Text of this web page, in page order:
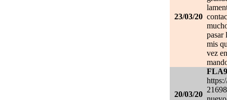
23/03/20
pasar
mis
vez
20/03/20